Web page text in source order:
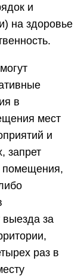
и
на здоровье
в
мест
и
запрет
помещения,
выезда за
раз в